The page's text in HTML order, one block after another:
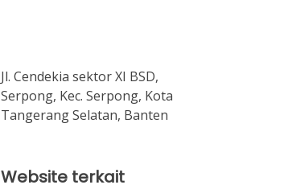
Jl. Cendekia sektor XI BSD,
Serpong, Kec. Serpong, Kota
Tangerang Selatan, Banten
Website terkait